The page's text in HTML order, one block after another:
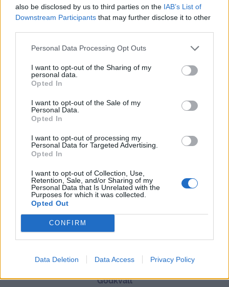
also be disclosed by us to third parties on the IAB’s List of
Downstream Participants that may further disclose it to other
Personal Data Processing Opt Outs
I want to opt-out of the Sharing of my
personal data.
Opted In
I want to opt-out of the Sale of my
Personal Data.
Opted In
I want to opt-out of processing my
Personal Data for Targeted Advertising.
Opted In
I want to opt-out of Collection, Use,
Retention, Sale, and/or Sharing of my
Personal Data that Is Unrelated with the
Purposes for which it was collected.
Opted Out
CONFIRM
Data Deletion Data Access Privacy Policy
{} [+]
COMMENTS
Intervju för Plan
Godkväll